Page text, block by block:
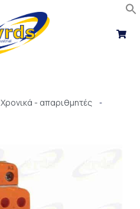
Χρονικά - απαριθμητές -